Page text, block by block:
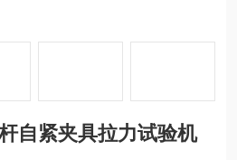
自紧夹具拉力试验机